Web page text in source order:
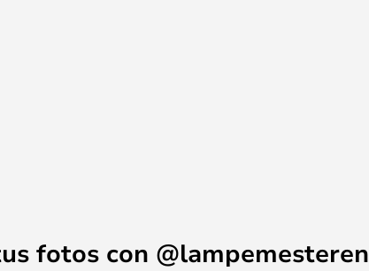
fotos con @lampemesteren